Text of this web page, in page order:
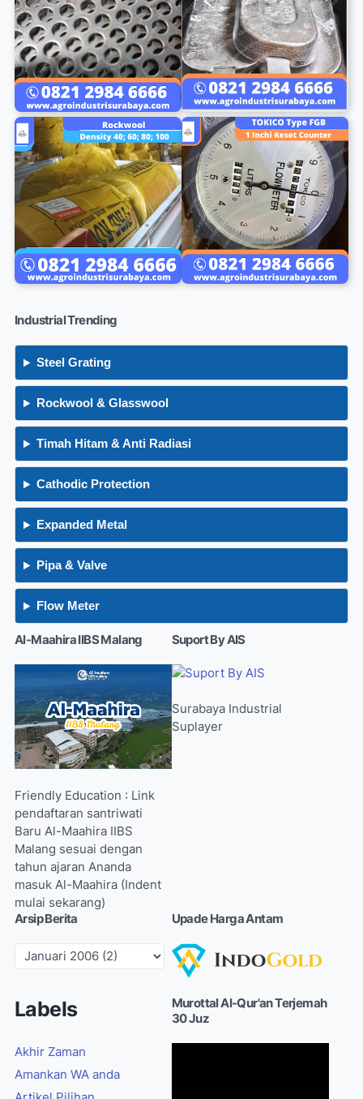
Industrial Trending
Steel Grating
Rockwool & Glasswool
Timah Hitam & Anti Radiasi
Cathodic Protection
Expanded Metal
Pipa & Valve
Flow Meter
Al-Maahira IIBS Malang
Friendly Education : Link
pendaftaran santriwati
Baru Al-Maahira IIBS
Malang sesuai dengan
tahun ajaran Ananda
masuk Al-Maahira (Indent
mulai sekarang)
Suport By AIS
Surabaya Industrial
Suplayer
Arsip Berita Upade Harga Antam
Labels
Akhir Zaman
Amankan WA anda
Murottal Al-Qur'an Terjemah
30 Juz